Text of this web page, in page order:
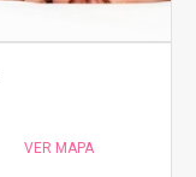
VER MAPA